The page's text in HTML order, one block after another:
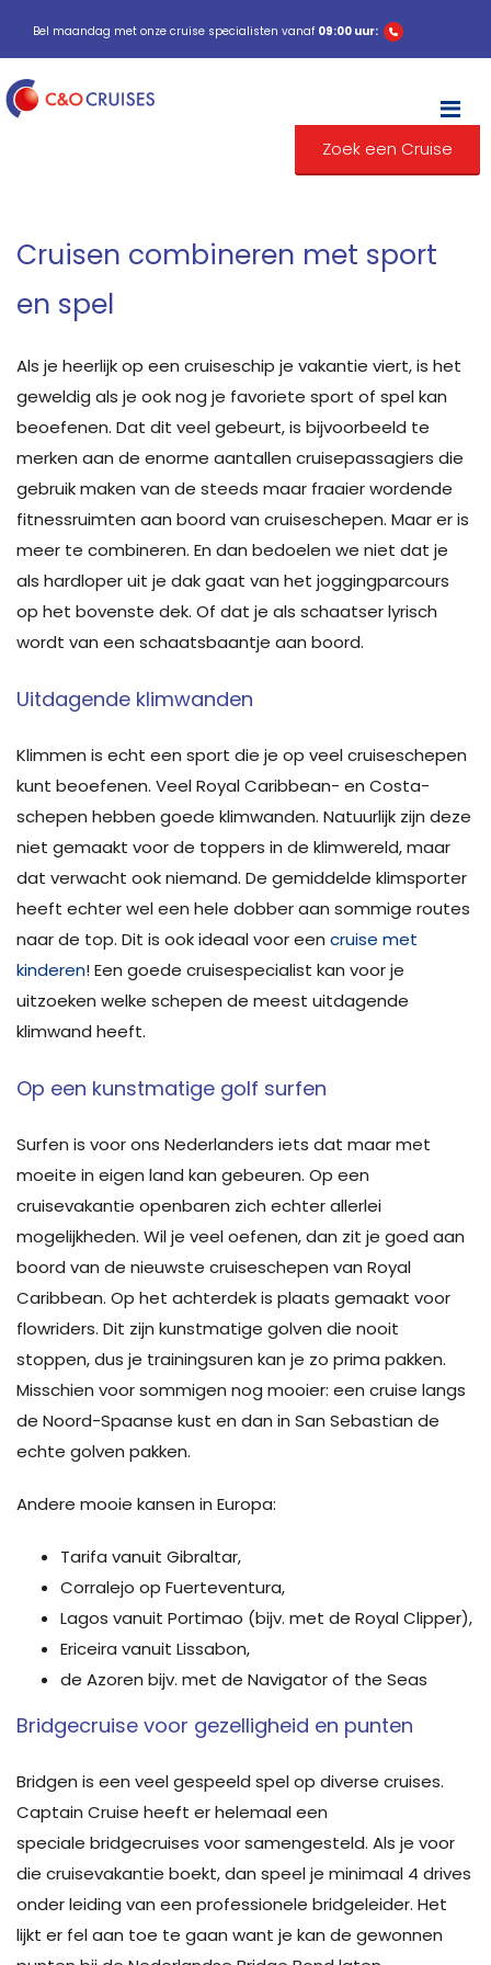
Bel maandag met onze cruise specialisten vanaf 09:00 uur:
Zoek een Cruise
Cruisen combineren met sport
en spel
Als je heerlijk op een cruiseschip je vakantie viert, is het
geweldig als je ook nog je favoriete sport of spel kan
beoefenen. Dat dit veel gebeurt, is bijvoorbeeld te
merken aan de enorme aantallen cruisepassagiers die
gebruik maken van de steeds maar fraaier wordende
fitnessruimten aan boord van cruiseschepen. Maar er is
meer te combineren. En dan bedoelen we niet dat je
als hardloper uit je dak gaat van het joggingparcours
op het bovenste dek. Of dat je als schaatser lyrisch
wordt van een schaatsbaantje aan boord.
Uitdagende klimwanden
Klimmen is echt een sport die je op veel cruiseschepen
kunt beoefenen. Veel Royal Caribbean- en Costa-
schepen hebben goede klimwanden. Natuurlijk zijn deze
niet gemaakt voor de toppers in de klimwereld, maar
dat verwacht ook niemand. De gemiddelde klimsporter
heeft echter wel een hele dobber aan sommige routes
naar de top. Dit is ook ideaal voor een cruise met
kinderen! Een goede cruisespecialist kan voor je
uitzoeken welke schepen de meest uitdagende
klimwand heeft.
Op een kunstmatige golf surfen
Surfen is voor ons Nederlanders iets dat maar met
moeite in eigen land kan gebeuren. Op een
cruisevakantie openbaren zich echter allerlei
mogelijkheden. Wil je veel oefenen, dan zit je goed aan
boord van de nieuwste cruiseschepen van Royal
Caribbean. Op het achterdek is plaats gemaakt voor
flowriders. Dit zijn kunstmatige golven die nooit
stoppen, dus je trainingsuren kan je zo prima pakken.
Misschien voor sommigen nog mooier: een cruise langs
de Noord-Spaanse kust en dan in San Sebastian de
echte golven pakken.
Andere mooie kansen in Europa:
Tarifa vanuit Gibraltar,
Corralejo op Fuerteventura,
Lagos vanuit Portimao (bijv. met de Royal Clipper),
Ericeira vanuit Lissabon,
de Azoren bijv. met de Navigator of the Seas
Bridgecruise voor gezelligheid en punten
Bridgen is een veel gespeeld spel op diverse cruises.
Captain Cruise heeft er helemaal een
speciale bridgecruises voor samengesteld. Als je voor
die cruisevakantie boekt, dan speel je minimaal 4 drives
onder leiding van een professionele bridgeleider. Het
lijkt er fel aan toe te gaan want je kan de gewonnen